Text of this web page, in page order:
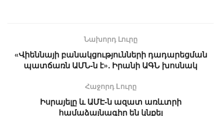
Նախորդ Լուրը
«Վիեննայի բանակցությունների դադարեցման
պատճառն ԱՄՆ-ն է». Իրանի ԱԳՆ խոսնակ
Հաջորդ Lուրը
Իսրայելը և ԱՄԷ-ն ազատ առևտրի
համաձայնագիր են կնքել